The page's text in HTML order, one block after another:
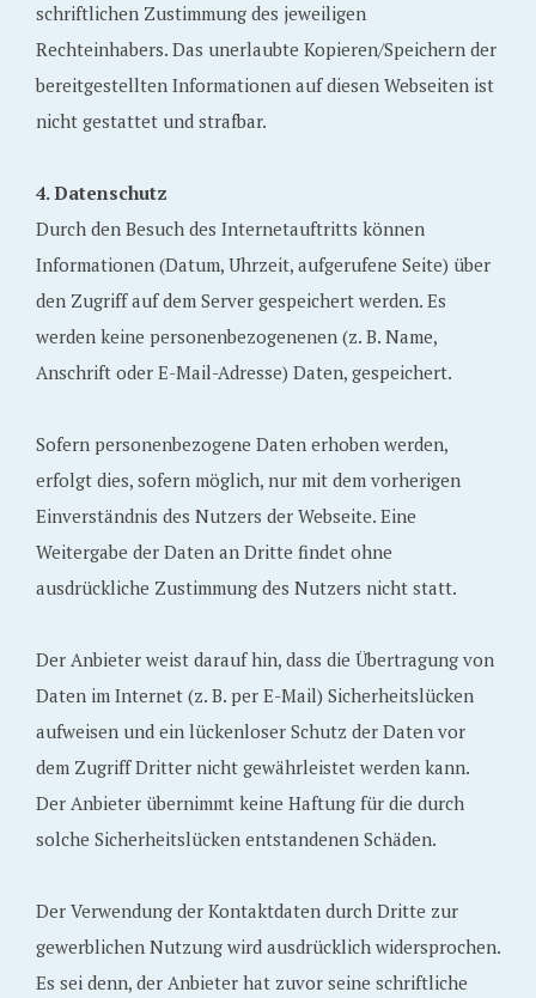
schriftlichen Zustimmung des jeweiligen
Rechteinhabers. Das unerlaubte Kopieren/Speichern der
bereitgestellten Informationen auf diesen Webseiten ist
nicht gestattet und strafbar.
4. Datenschutz
Durch den Besuch des Internetauftritts können
Informationen (Datum, Uhrzeit, aufgerufene Seite) über
den Zugriff auf dem Server gespeichert werden. Es
werden keine personenbezogenenen (z. B. Name,
Anschrift oder E-Mail-Adresse) Daten, gespeichert.
Sofern personenbezogene Daten erhoben werden,
erfolgt dies, sofern möglich, nur mit dem vorherigen
Einverständnis des Nutzers der Webseite. Eine
Weitergabe der Daten an Dritte findet ohne
ausdrückliche Zustimmung des Nutzers nicht statt.
Der Anbieter weist darauf hin, dass die Übertragung von
Daten im Internet (z. B. per E-Mail) Sicherheitslücken
aufweisen und ein lückenloser Schutz der Daten vor
dem Zugriff Dritter nicht gewährleistet werden kann.
Der Anbieter übernimmt keine Haftung für die durch
solche Sicherheitslücken entstandenen Schäden.
Der Verwendung der Kontaktdaten durch Dritte zur
gewerblichen Nutzung wird ausdrücklich widersprochen.
Es sei denn, der Anbieter hat zuvor seine schriftliche